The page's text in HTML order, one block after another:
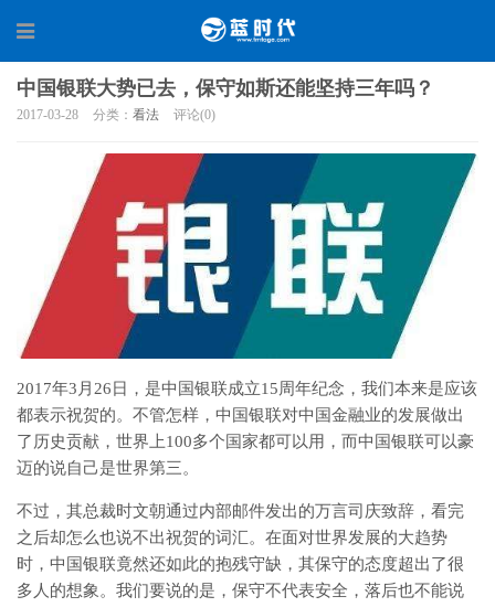
中国银联大势已去，保守如斯还能坚持三年吗？
2017-03-28 分类： 看法 评论(0)
2017年3月26日，是中国银联成立15周年纪念，我们本来是应该
都表示祝贺的。不管怎样，中国银联对中国金融业的发展做出
了历史贡献，世界上100多个国家都可以用，而中国银联可以豪
迈的说自己是世界第三。
不过，其总裁时文朝通过内部邮件发出的万言司庆致辞，看完
之后却怎么也说不出祝贺的词汇。在面对世界发展的大趋势
时，中国银联竟然还如此的抱残守缺，其保守的态度超出了很
多人的想象。我们要说的是，保守不代表安全，落后也不能说